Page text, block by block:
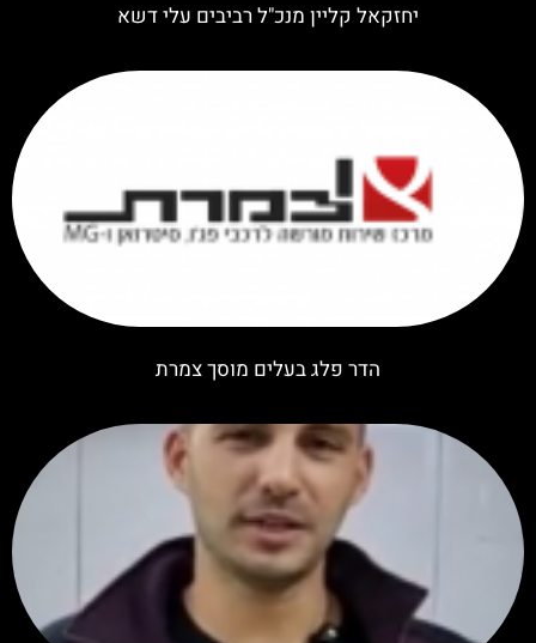
יחזקאל קליין מנכ"ל רביבים עלי דשא
הדר פלג בעלים מוסך צמרת